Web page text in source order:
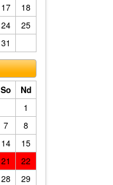
17
18
24
25
31
So
Nd
1
7
8
14
15
21
22
28
29